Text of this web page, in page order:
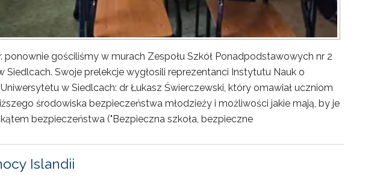
ponownie gościliśmy w murach Zespołu Szkół Ponadpodstawowych nr 2
Siedlcach. Swoje prelekcje wygłosili reprezentanci Instytutu Nauk o
w Siedlcach: dr Łukasz Świerczewski, który omawiał uczniom
środowiska bezpieczeństwa młodzieży i możliwości jakie mają, by je
bezpieczeństwa ("Bezpieczna szkoła, bezpieczne
Islandii